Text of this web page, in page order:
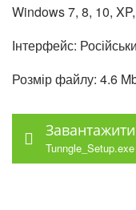
Windows 7, 8, 10,
Інтерфейс:
Розмір файлу: 4.6
Tunngle_Setup.exe